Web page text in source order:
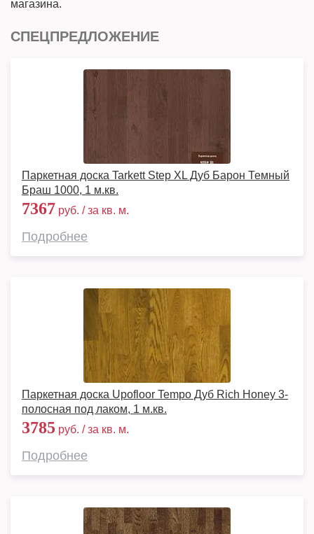
магазина.
СПЕЦПРЕДЛОЖЕНИЕ
Паркетная доска Tarkett Step XL Дуб Барон Темный
Браш 1000, 1 м.кв.
7367 руб. / за кв. м.
Подробнее
Паркетная доска Upofloor Tempo Дуб Rich Honey 3-
полосная под лаком, 1 м.кв.
3785 руб. / за кв. м.
Подробнее